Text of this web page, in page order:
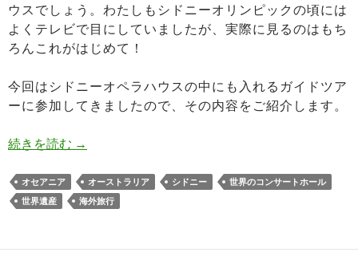
ウスでしょう。わたしもシドニーオリンピックの頃には
よくテレビで目にしていましたが、実際に見るのはもち
ろんこれがはじめて！
今回はシドニーオペラハウスの中にも入れるガイドツア
ーに参加してきましたので、その内容をご紹介します。
続きを読む これぞシドニー！こだわりが詰まった世界遺産
→
オセアニア オーストラリア シドニー
世界のコンサートホール
世界遺産
海外旅行